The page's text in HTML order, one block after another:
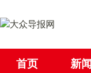
首页 新闻